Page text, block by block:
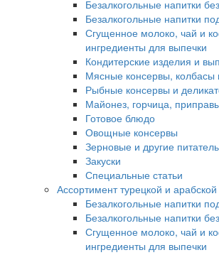
Безалкогольные напитки
Безалкогольные напитки
Сгущенное молоко, чай и
ингредиенты для выпечки
Кондитерские изделия и
Мясные консервы, колбасы
Рыбные консервы и
Майонез, горчица,
Готовое блюдо
Овощные консервы
Зерновые и другие
Закуски
Специальные статьи
Ассортимент турецкой и арабской
Безалкогольные напитки
Безалкогольные напитки
Сгущенное молоко, чай и
ингредиенты для выпечки